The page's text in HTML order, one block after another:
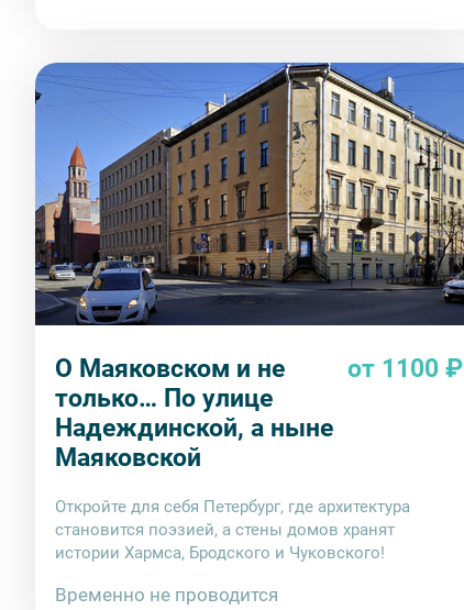
О Маяковском и не
только… По улице
Надеждинской, а ныне
Маяковской
от 1100 ₽
Откройте для себя Петербург, где архитектура
становится поэзией, а стены домов хранят
истории Хармса, Бродского и Чуковского!
Временно не проводится